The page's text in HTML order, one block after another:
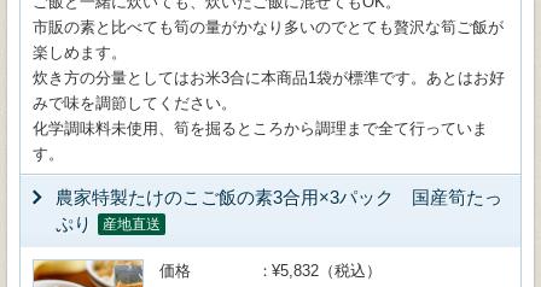
市販の素と比べても筍の量がかなり多いのでとても贅沢な筍ご飯が
楽しめます。
炊き方の分量としてはお米3合に本商品1袋が標準です。あとはお好
みで味を調節してください。
化学調味料未使用、筍を掘るところから調理まで全て行っていま
す。
農家特製たけのこご飯の素3合用×3パック 国産筍たっ
ぷり
産地直送
価格
¥5,832（税込）